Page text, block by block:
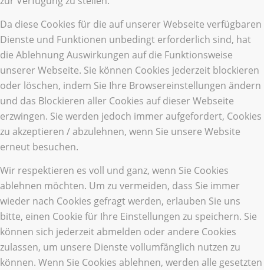
Da diese Cookies für die auf unserer Webseite verfügbaren
Dienste und Funktionen unbedingt erforderlich sind, hat
die Ablehnung Auswirkungen auf die Funktionsweise
unserer Webseite. Sie können Cookies jederzeit blockieren
oder löschen, indem Sie Ihre Browsereinstellungen ändern
und das Blockieren aller Cookies auf dieser Webseite
erzwingen. Sie werden jedoch immer aufgefordert, Cookies
zu akzeptieren / abzulehnen, wenn Sie unsere Website
erneut besuchen.
Wir respektieren es voll und ganz, wenn Sie Cookies
ablehnen möchten. Um zu vermeiden, dass Sie immer
wieder nach Cookies gefragt werden, erlauben Sie uns
bitte, einen Cookie für Ihre Einstellungen zu speichern. Sie
können sich jederzeit abmelden oder andere Cookies
zulassen, um unsere Dienste vollumfänglich nutzen zu
können. Wenn Sie Cookies ablehnen, werden alle gesetzten